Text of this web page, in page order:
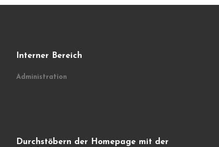
Interner Bereich
Administration
Durchstöbern der Homepage mit der